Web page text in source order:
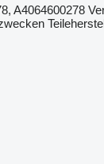
A4064600278